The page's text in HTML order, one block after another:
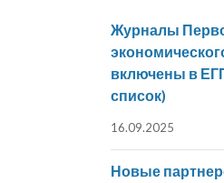
Журналы
включены в
список)
16.09.2025
Новые